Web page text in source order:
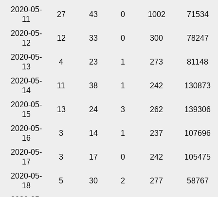
2020-05-
11
27 43 0 1002 71534
2020-05-
12
12 33 0 300 78247
2020-05-
13
4 23 1 273 81148
2020-05-
14
11 38 1 242 130873
2020-05-
15
13 24 3 262 139306
2020-05-
16
3 14 1 237 107696
2020-05-
17
3 17 0 242 105475
2020-05-
18
5 30 2 277 58767